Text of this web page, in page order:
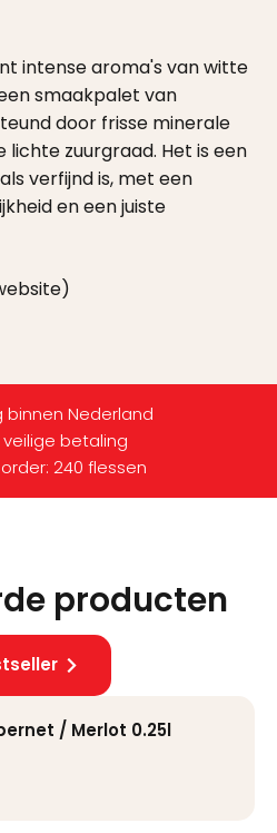
intense aroma's van witte
smaakpalet van
door frisse minerale
lichte zuurgraad. Het is een
verfijnd is, met een
en een juiste
binnen Nederland
veilige betaling
240 flessen
producten
/ Merlot 0.25l